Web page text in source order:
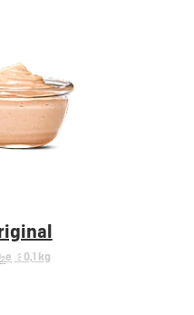
2e < 0,1 kg